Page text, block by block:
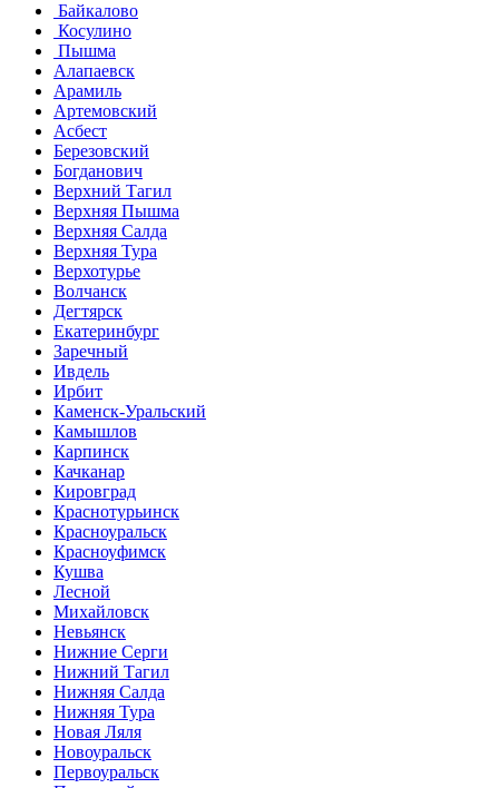
Байкалово
Косулино
Пышма
Алапаевск
Арамиль
Артемовский
Асбест
Березовский
Богданович
Верхний Тагил
Верхняя Пышма
Верхняя Салда
Верхняя Тура
Верхотурье
Волчанск
Дегтярск
Екатеринбург
Заречный
Ивдель
Ирбит
Каменск-Уральский
Камышлов
Карпинск
Качканар
Кировград
Краснотурьинск
Красноуральск
Красноуфимск
Кушва
Лесной
Михайловск
Невьянск
Нижние Серги
Нижний Тагил
Нижняя Салда
Нижняя Тура
Новая Ляля
Новоуральск
Первоуральск